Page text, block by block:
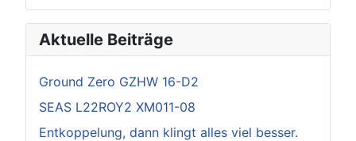
Aktuelle Beiträge
Ground Zero GZHW 16-D2
SEAS L22ROY2 XM011-08
Entkoppelung, dann klingt alles viel besser.